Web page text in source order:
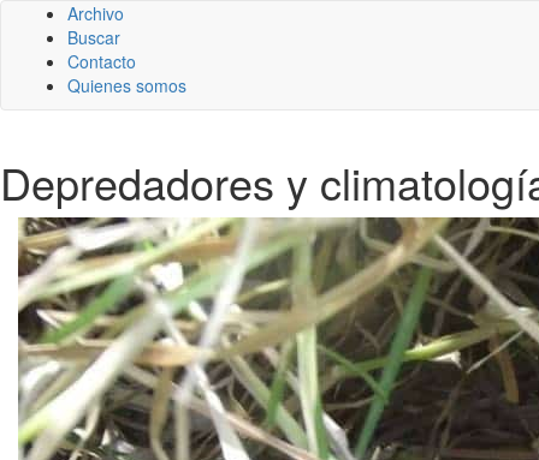
Archivo
Buscar
Contacto
Quienes somos
Depredadores y